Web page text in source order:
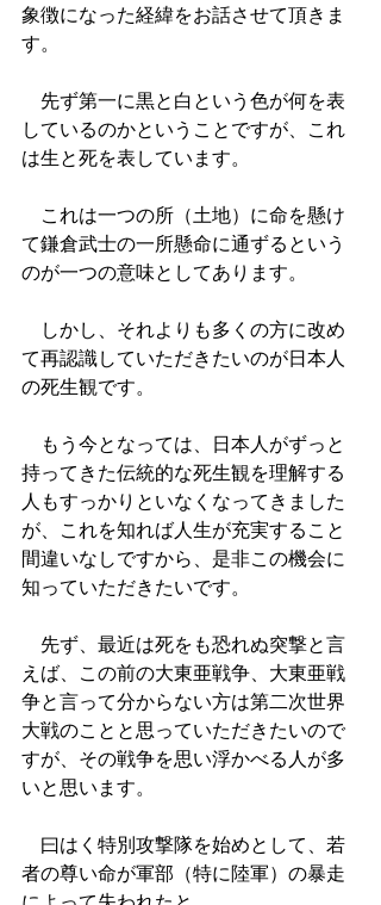
象徴になった経緯をお話させて頂きま
す。
先ず第一に黒と白という色が何を表
しているのかということですが、これ
は生と死を表しています。
これは一つの所（土地）に命を懸け
て鎌倉武士の一所懸命に通ずるという
のが一つの意味としてあります。
しかし、それよりも多くの方に改め
て再認識していただきたいのが日本人
の死生観です。
もう今となっては、日本人がずっと
持ってきた伝統的な死生観を理解する
人もすっかりといなくなってきました
が、これを知れば人生が充実すること
間違いなしですから、是非この機会に
知っていただきたいです。
先ず、最近は死をも恐れぬ突撃と言
えば、この前の大東亜戦争、大東亜戦
争と言って分からない方は第二次世界
大戦のことと思っていただきたいので
すが、その戦争を思い浮かべる人が多
いと思います。
曰はく特別攻撃隊を始めとして、若
者の尊い命が軍部（特に陸軍）の暴走